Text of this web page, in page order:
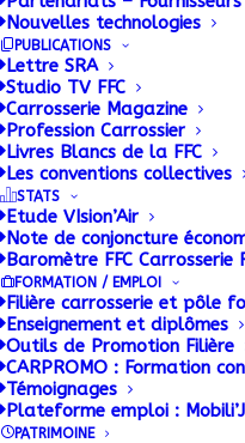
Nouvelles technologies
PUBLICATIONS
Lettre SRA
Studio TV FFC
Carrosserie Magazine
Profession Carrossier
Livres Blancs de la FFC
Les conventions collectives
STATS
Etude VIsion’Air
Note de conjoncture
Baromètre FFC Carrosserie
FORMATION / EMPLOI
Filière carrosserie et pôle
Enseignement et diplômes
Outils de Promotion Filière
CARPROMO : Formation
Témoignages
Plateforme emploi :
PATRIMOINE
La FFC
disposition
Accueil